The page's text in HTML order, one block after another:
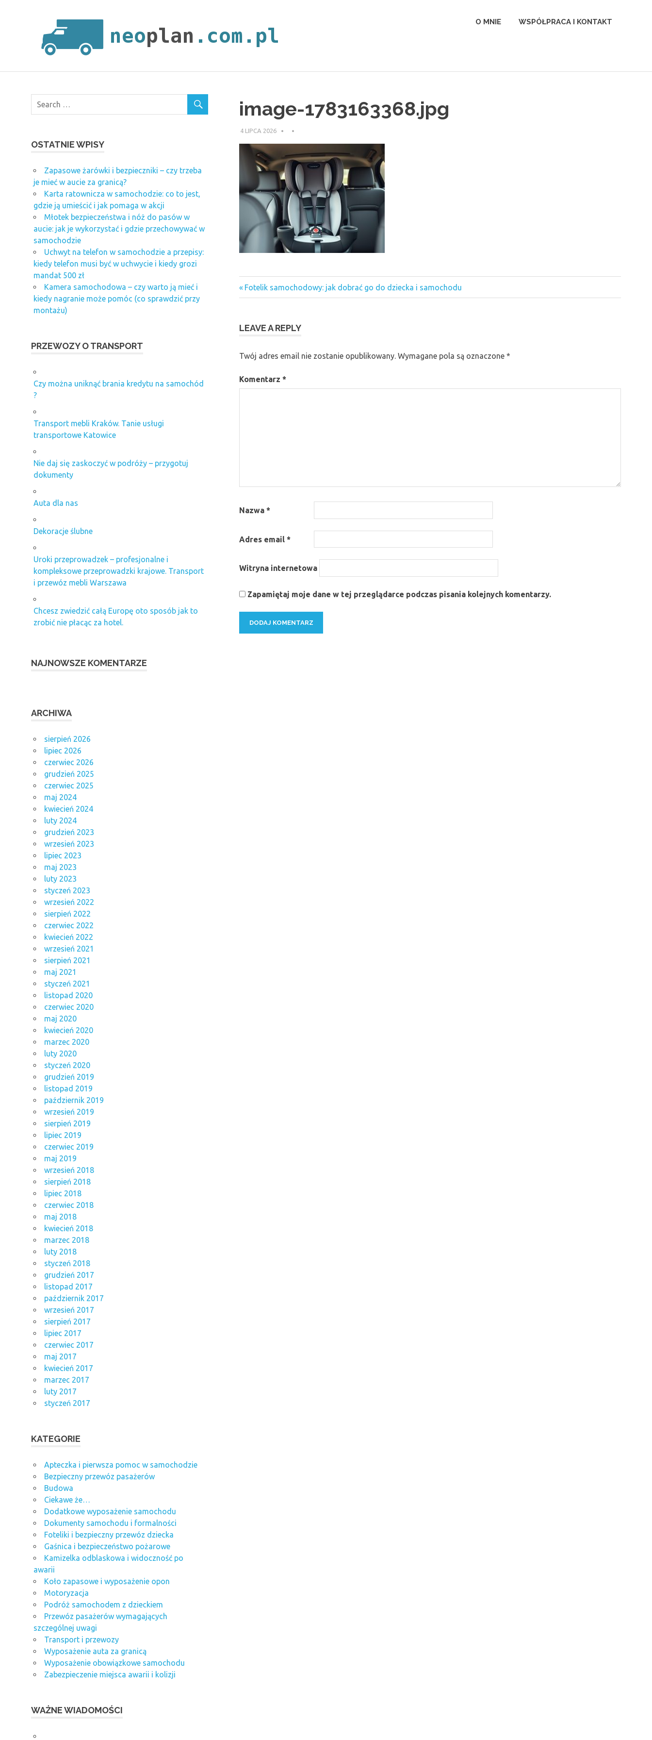
O MNIE WSPÓŁPRACA I KONTAKT
image-1783163368.jpg
4 LIPCA 2026
Nawigacja
Previous
Post:
Fotelik samochodowy: jak dobrać go do dziecka i samochodu
LEAVE A REPLY
Twój adres email nie zostanie opublikowany. Wymagane pola są oznaczone *
Komentarz *
Nazwa *
Adres email *
Witryna internetowa
Zapamiętaj moje dane w tej przeglądarce podczas pisania kolejnych komentarzy.
OSTATNIE WPISY
Zapasowe żarówki i bezpieczniki – czy trzeba
je mieć w aucie za granicą?
Karta ratownicza w samochodzie: co to jest,
gdzie ją umieścić i jak pomaga w akcji
Młotek bezpieczeństwa i nóż do pasów w
aucie: jak je wykorzystać i gdzie przechowywać w
samochodzie
Uchwyt na telefon w samochodzie a przepisy:
kiedy telefon musi być w uchwycie i kiedy grozi
mandat 500 zł
Kamera samochodowa – czy warto ją mieć i
kiedy nagranie może pomóc (co sprawdzić przy
montażu)
PRZEWOZY O TRANSPORT
Czy można uniknąć brania kredytu na samochód
?
Transport mebli Kraków. Tanie usługi
transportowe Katowice
Nie daj się zaskoczyć w podróży – przygotuj
dokumenty
Auta dla nas
Dekoracje ślubne
Uroki przeprowadzek – profesjonalne i
kompleksowe przeprowadzki krajowe. Transport
i przewóz mebli Warszawa
Chcesz zwiedzić całą Europę oto sposób jak to
zrobić nie płacąc za hotel.
NAJNOWSZE KOMENTARZE
ARCHIWA
sierpień 2026
lipiec 2026
czerwiec 2026
grudzień 2025
czerwiec 2025
maj 2024
kwiecień 2024
luty 2024
grudzień 2023
wrzesień 2023
lipiec 2023
maj 2023
luty 2023
styczeń 2023
wrzesień 2022
sierpień 2022
czerwiec 2022
kwiecień 2022
wrzesień 2021
sierpień 2021
maj 2021
styczeń 2021
listopad 2020
czerwiec 2020
maj 2020
kwiecień 2020
marzec 2020
luty 2020
styczeń 2020
grudzień 2019
listopad 2019
październik 2019
wrzesień 2019
sierpień 2019
lipiec 2019
czerwiec 2019
maj 2019
wrzesień 2018
sierpień 2018
lipiec 2018
czerwiec 2018
maj 2018
kwiecień 2018
marzec 2018
luty 2018
styczeń 2018
grudzień 2017
listopad 2017
październik 2017
wrzesień 2017
sierpień 2017
lipiec 2017
czerwiec 2017
maj 2017
kwiecień 2017
marzec 2017
luty 2017
styczeń 2017
KATEGORIE
Apteczka i pierwsza pomoc w samochodzie
Bezpieczny przewóz pasażerów
Budowa
Ciekawe że…
Dodatkowe wyposażenie samochodu
Dokumenty samochodu i formalności
Foteliki i bezpieczny przewóz dziecka
Gaśnica i bezpieczeństwo pożarowe
Kamizelka odblaskowa i widoczność po
awarii
Koło zapasowe i wyposażenie opon
Motoryzacja
Podróż samochodem z dzieckiem
Przewóz pasażerów wymagających
szczególnej uwagi
Transport i przewozy
Wyposażenie auta za granicą
Wyposażenie obowiązkowe samochodu
Zabezpieczenie miejsca awarii i kolizji
WAŻNE WIADOMOŚCI